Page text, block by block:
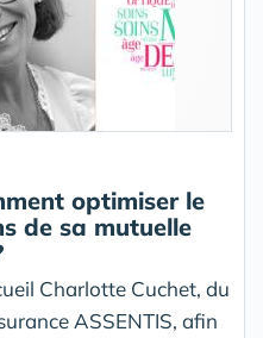
optimiser le
de sa mutuelle
Charlotte Cuchet, du
ASSENTIS, afin